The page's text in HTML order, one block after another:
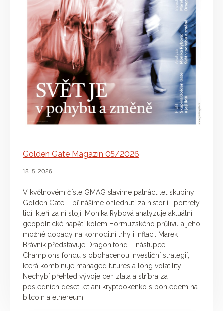
Golden Gate Magazín 05/2026
18. 5. 2026
V květnovém čísle GMAG slavíme patnáct let skupiny
Golden Gate – přinášíme ohlédnutí za historií i portréty
lidí, kteří za ní stojí. Monika Rybová analyzuje aktuální
geopolitické napětí kolem Hormuzského průlivu a jeho
možné dopady na komoditní trhy i inflaci. Marek
Brávník představuje Dragon fond – nástupce
Champions fondu s obohacenou investiční strategií,
která kombinuje managed futures a long volatility.
Nechybí přehled vývoje cen zlata a stříbra za
posledních deset let ani kryptookénko s pohledem na
bitcoin a ethereum.